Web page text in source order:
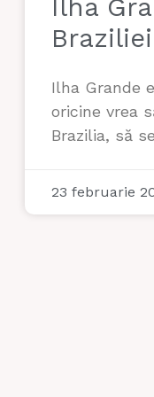
Ilha
Braziliei
Ilha Grande
oricine vrea
Brazilia, să se
23 februarie